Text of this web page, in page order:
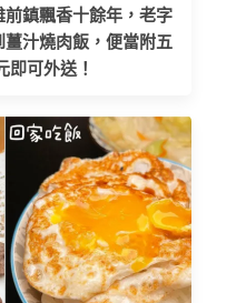
前鎮飄香十餘年，老字
汁燒肉飯，便當附五
即可外送！